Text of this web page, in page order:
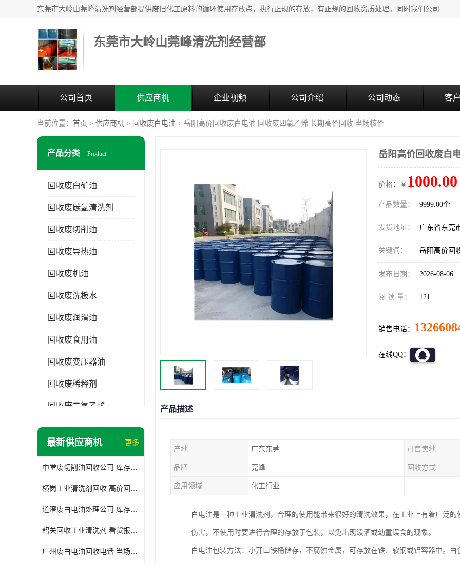
东莞市大岭山莞峰清洗剂经营部提供废旧化工原料的循环使用存放点，执行正规的存放，有正规的回收资质处理。同时我们公司批发零售回收级清洗剂，废液压油、废变压油、废清洗剂、脱模油、再生基础油，质量保证。
东莞市大岭山莞峰清洗剂经营部
公司首页 供应商机 企业视频 公司介绍 公司动态 客
当前位置： 首页 > 供应商机 > 回收废白电油 > 岳阳高价回收废白电油 回收废四氯乙烯 长期高价回收 当场核价
产品分类 Product
回收废白矿油
回收废碳氢清洗剂
回收废切削油
回收废导热油
回收废机油
回收废洗板水
回收废润滑油
回收废食用油
回收废变压器油
回收废稀释剂
回收废二氯乙烯
回收废清洗剂
回收废三氯乙烯
回收废清洗液
最新供应商机 更多
中堂废切削油回收公司 库存积压回收 义乌市永峰贸易商行
横岗工业清洗剂回收 高价回收 量大量小均可
道滘废白电油处理公司 库存积压回收 量大量小均可
韶关回收工业清洗剂 看货报价 欢迎电话咨询
广州废白电油回收电话 当场结算 现款结算
岳阳高价回收废白
价格：￥ 1000.00
产品数量： 9999.00个
发货地址： 广东省东莞
关键词： 岳阳高价回
发布日期： 2026-08-06
阅 读 量： 121
销售电话：
在线QQ：
产品描述
产地 广东东莞 可售卖地
品牌 莞峰 回收方式
应用领域 化工行业
白电油是一种工业清洗剂，合理的使用能带来很好的清洗效果，在工业上有着广泛
伤害，不使用时要进行合理的存放于包装，以免出现泼洒或幼童误食的现象。
白电油包装方法：小开口铁桶储存，不腐蚀金属，可存放在铁、软钢或铝容器中。